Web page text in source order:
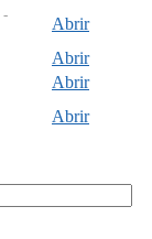
-
Abrir
Abrir
Abrir
Abrir